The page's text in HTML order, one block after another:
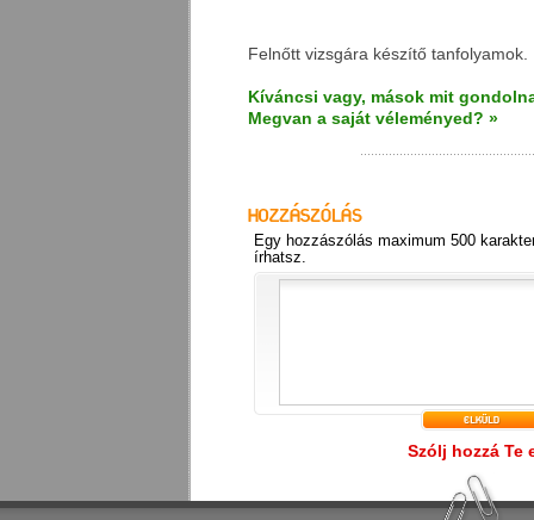
Felnőtt vizsgára készítő tanfolyamok.
Kíváncsi vagy, mások mit
Megvan a saját véleményed? »
Egy hozzászólás maximum 500
írhatsz.
Szólj hozzá Te